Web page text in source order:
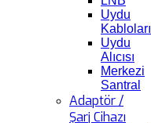
Uydu
Kabloları
Uydu
Alıcısı
Merkezi
Santral
Adaptör /
Şarj Cihazı